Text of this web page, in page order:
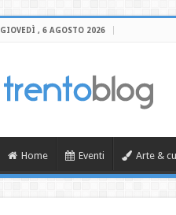
GIOVEDÌ , 6 AGOSTO 2026
Home Eventi Arte &